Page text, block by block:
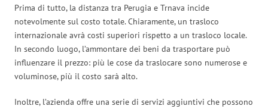
Prima di tutto, la distanza tra Perugia e Trnava incide
notevolmente sul costo totale. Chiaramente, un trasloco
internazionale avrà costi superiori rispetto a un trasloco locale.
In secondo luogo, l’ammontare dei beni da trasportare può
influenzare il prezzo: più le cose da traslocare sono numerose e
voluminose, più il costo sarà alto.
Inoltre, l’azienda offre una serie di servizi aggiuntivi che possono